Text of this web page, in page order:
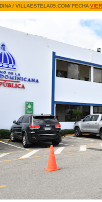
/ VILLAESTELA05.COM/ FECHA